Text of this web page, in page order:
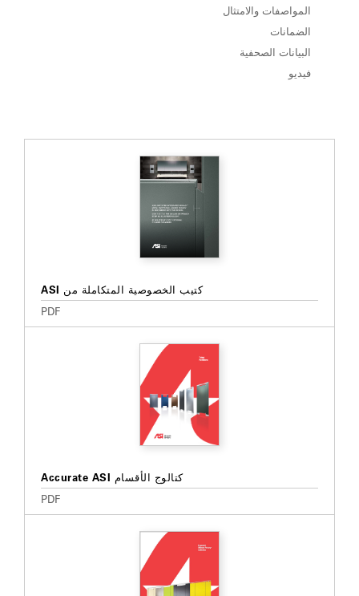
المواصفات والامتثال
الضمانات
البيانات الصحفية
فيديو
كتيب الخصوصية المتكاملة من ASI
PDF
كتالوج الأقسام Accurate ASI
PDF